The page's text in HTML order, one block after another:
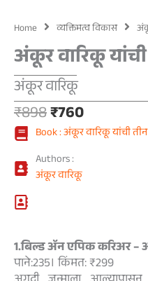
Home व्यक्तिमत्व विकास
अंकूर वारिकू
अंकूर वारिकू
₹898Original
price
was:
₹898.
₹760Current
price
Book : अंकूर वारिकू यांची
Authors :
अंकूर वारिकू
1.बिल्ड ॲन एपिक करिअर –
पाने:235। किंमत: ₹299